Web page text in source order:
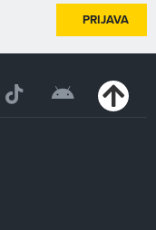
PRIJAVA